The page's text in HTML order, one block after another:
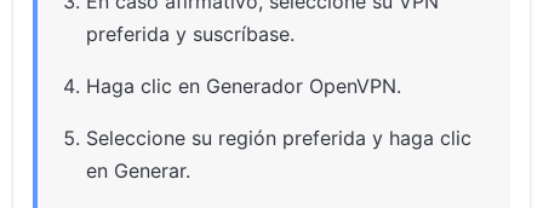
preferida y suscríbase.
Haga clic en Generador OpenVPN.
Seleccione su región preferida y haga clic
en Generar.